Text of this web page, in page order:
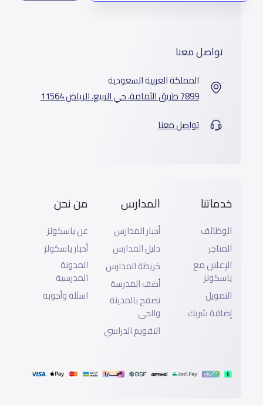
تواصل معنا
المملكة العربية السعودية
7899 طريق الثمامة، حي الربيع، الرياض 11564
تواصل معنا
خدماتنا
الوظائف
المتاجر
الإعلان مع
ياسكولز
التمويل
إضافة شريك
المدارس
أخبار المدارس
دليل المدارس
خريطة المدارس
أضف المدرسة
تصفح بالمدينة
والحى
التقويم الدراسي
من نحن
عن ياسكولز
أخبار ياسكولز
المدونة
المدرسية
اسئلة وأجوبة